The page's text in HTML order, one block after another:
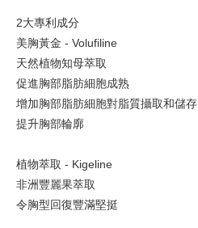
2大專利成分
美胸黃金 - Volufiline
天然植物知母萃取
促進胸部脂肪細胞成熟
增加胸部脂肪細胞對脂質攝取和儲存
提升胸部輪廓
植物萃取 - Kigeline
非洲豐麗果萃取
令胸型回復豐滿堅挺